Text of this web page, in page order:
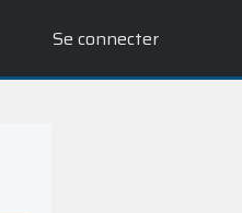
Se connecter